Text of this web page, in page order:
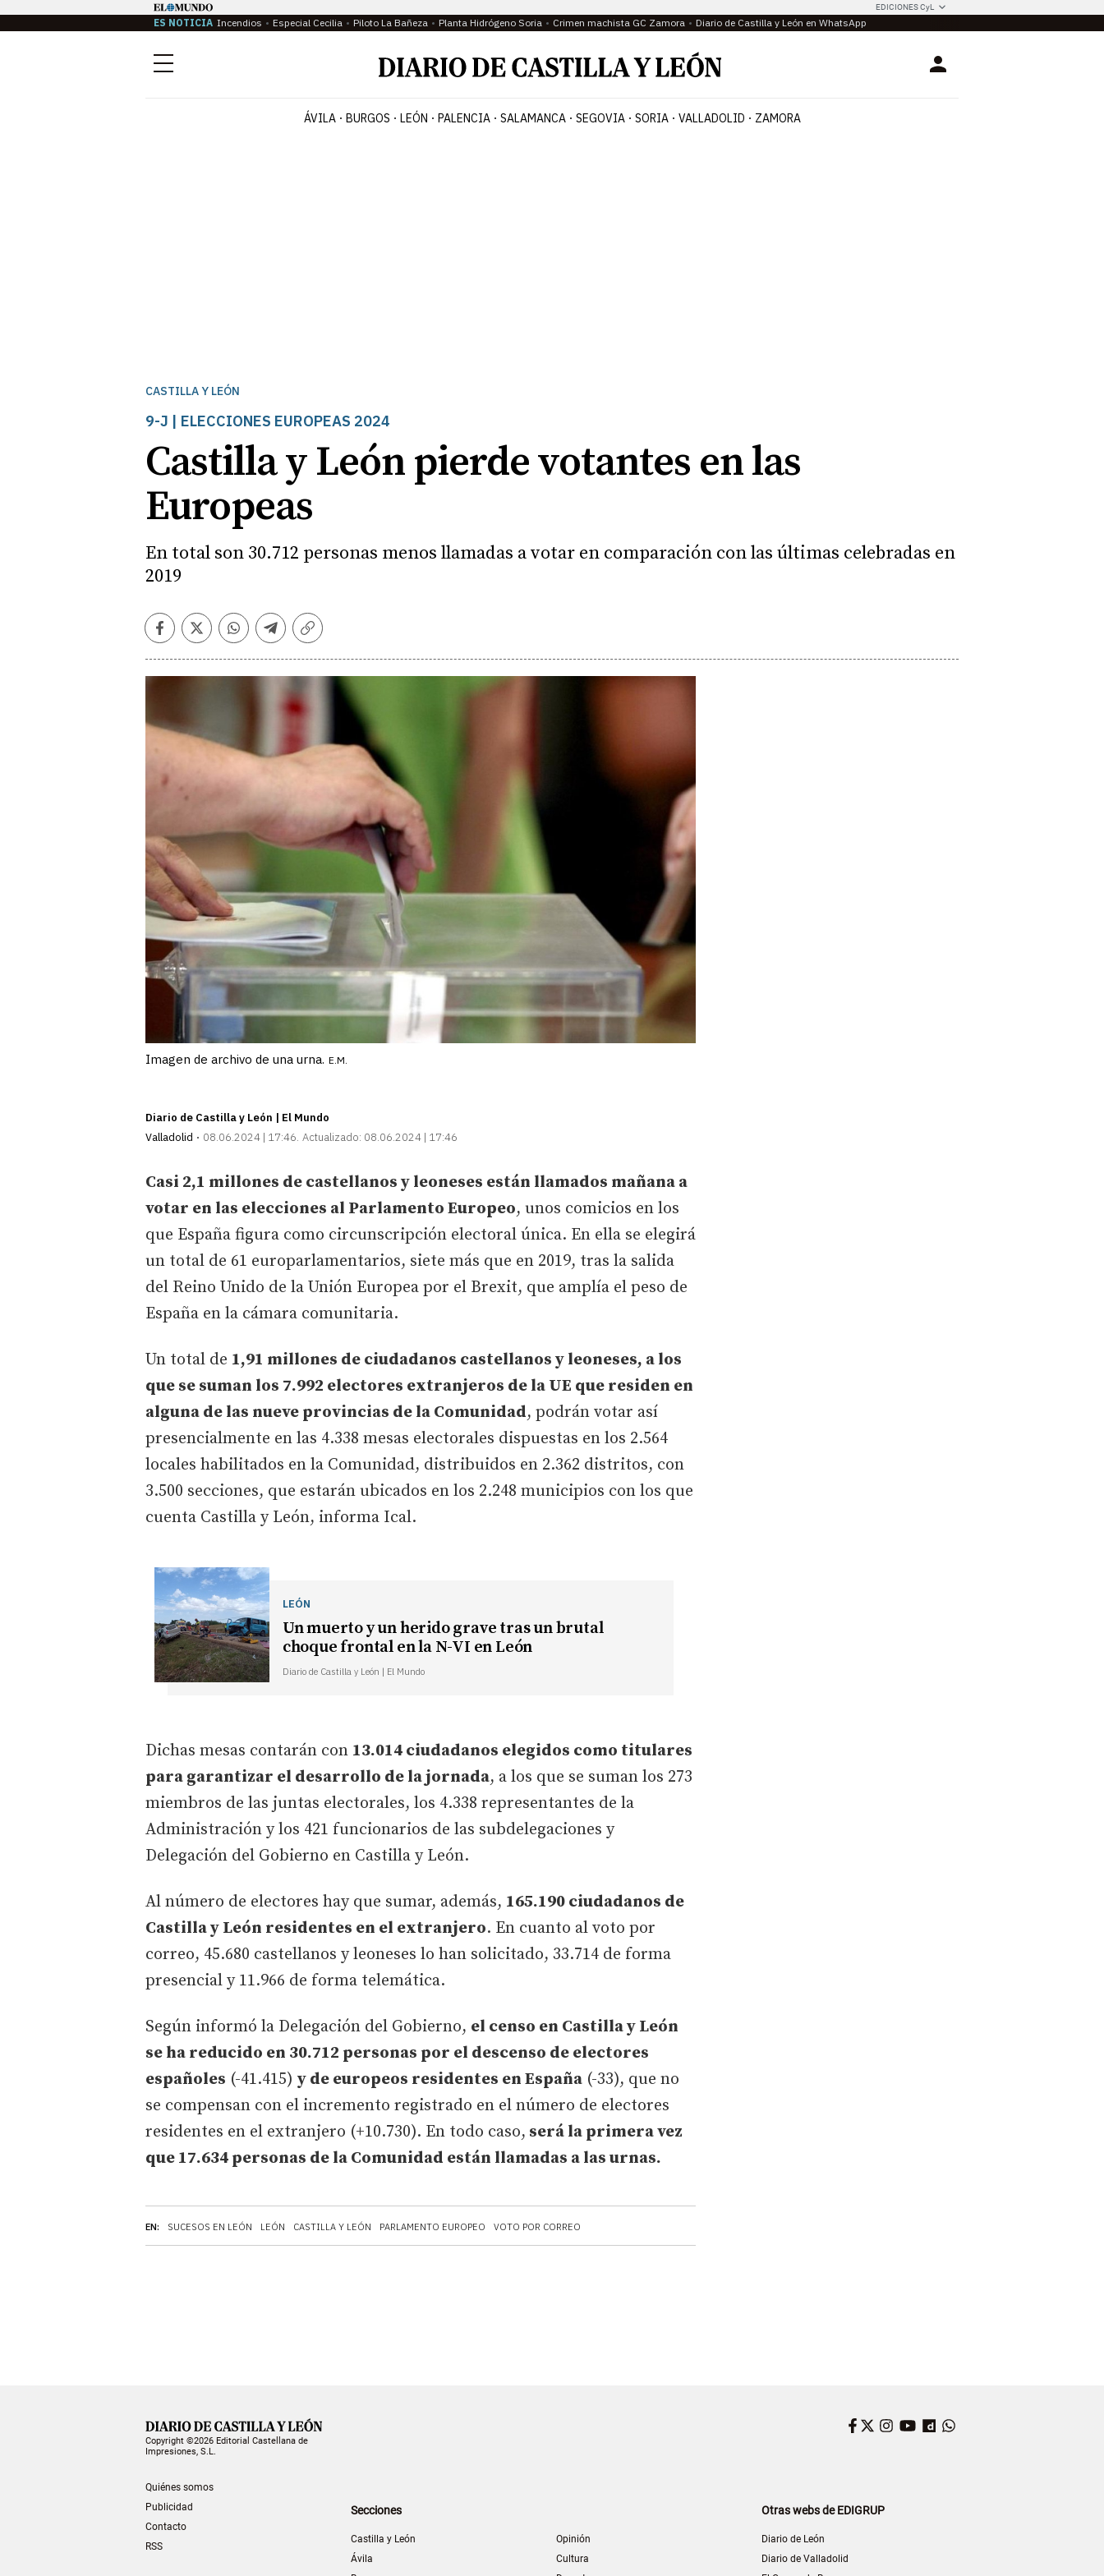
EDICIONES CyL
ES NOTICIA Incendios Especial Cecilia Piloto La Bañeza Planta Hidrógeno Soria Crimen machista GC Zamora Diario de Castilla y León en WhatsApp
Menú Login
ÁVILA BURGOS LEÓN PALENCIA SALAMANCA SEGOVIA SORIA VALLADOLID ZAMORA
CASTILLA Y LEÓN
9-J | ELECCIONES EUROPEAS 2024
Castilla y León pierde votantes en las
Europeas
En total son 30.712 personas menos llamadas a votar en comparación con las últimas celebradas en
2019
Facebook
TwitterWhatsapp
Telegram
Copiar
Imagen de archivo de una urna. E.M.
Diario de Castilla y León | El Mundo
Valladolid
08.06.2024 | 17:46 Actualizado: 08.06.2024 | 17:46
EN: SUCESOS EN LEÓN LEÓN CASTILLA Y LEÓN PARLAMENTO EUROPEO VOTO POR CORREO
Casi 2,1 millones de castellanos y leoneses están llamados mañana a
votar en las elecciones al Parlamento Europeo, unos comicios en los
que España figura como circunscripción electoral única. En ella se elegirá
un total de 61 europarlamentarios, siete más que en 2019, tras la salida
del Reino Unido de la Unión Europea por el Brexit, que amplía el peso de
España en la cámara comunitaria.
Un total de 1,91 millones de ciudadanos castellanos y leoneses, a los
que se suman los 7.992 electores extranjeros de la UE que residen en
alguna de las nueve provincias de la Comunidad, podrán votar así
presencialmente en las 4.338 mesas electorales dispuestas en los 2.564
locales habilitados en la Comunidad, distribuidos en 2.362 distritos, con
3.500 secciones, que estarán ubicados en los 2.248 municipios con los que
cuenta Castilla y León, informa Ical.
LEÓN
Un muerto y un herido grave tras un brutal
choque frontal en la N-VI en León
Diario de Castilla y León | El Mundo
Dichas mesas contarán con 13.014 ciudadanos elegidos como titulares
para garantizar el desarrollo de la jornada, a los que se suman los 273
miembros de las juntas electorales, los 4.338 representantes de la
Administración y los 421 funcionarios de las subdelegaciones y
Delegación del Gobierno en Castilla y León.
Al número de electores hay que sumar, además, 165.190 ciudadanos de
Castilla y León residentes en el extranjero. En cuanto al voto por
correo, 45.680 castellanos y leoneses lo han solicitado, 33.714 de forma
presencial y 11.966 de forma telemática.
Según informó la Delegación del Gobierno, el censo en Castilla y León
se ha reducido en 30.712 personas por el descenso de electores
españoles (-41.415) y de europeos residentes en España (-33), que no
se compensan con el incremento registrado en el número de electores
residentes en el extranjero (+10.730). En todo caso, será la primera vez
que 17.634 personas de la Comunidad están llamadas a las urnas.
Copyright ©2026 Editorial Castellana de
Impresiones, S.L.
Quiénes somos
Publicidad
Contacto
RSS
Facebook
Twitter
Instagram
YouTube
Dailymotion
Secciones
Castilla y León
Ávila
Opinión
Cultura
Otras webs de EDIGRUP
Diario de León
Diario de Valladolid